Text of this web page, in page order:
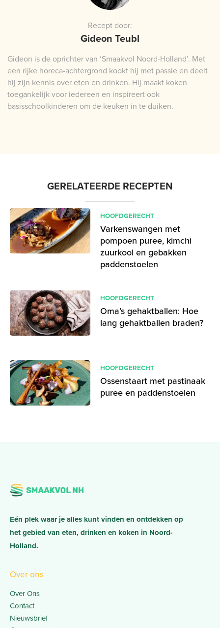
Recept door:
Gideon Teubl
Gideon is de oprichter van ‘Smaakvol Noord-Holland’. Met
een rijke horeca-achtergrond kookt hij met passie en deelt
hij zijn kennis over eten en drinken. Hij maakt koken
toegankelijk voor iedereen en inspireert ook
basisschoolkinderen om de keuken in te duiken.
GERELATEERDE RECEPTEN
HOOFDGERECHT
Varkenswangen met
pompoen puree, kimchi
zuurkool en gebakken
paddenstoelen
HOOFDGERECHT
Oma’s gehaktballen: Hoe
lang gehaktballen braden?
HOOFDGERECHT
Ossenstaart met pastinaak
puree en paddenstoelen
Eén plek waar je alles kunt vinden en ontdekken op
het gebied van eten, drinken en koken in Noord-
Holland.
Over ons
Over Ons
Contact
Nieuwsbrief